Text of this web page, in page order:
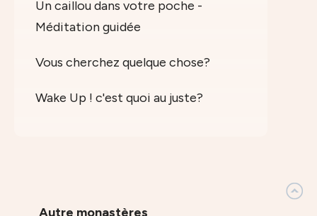
Un caillou dans votre poche -
Méditation guidée
Vous cherchez quelque chose?
Wake Up ! c'est quoi au juste?
Autre monastères